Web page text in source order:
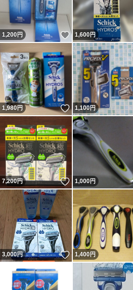
1,200円 いいね！
1,600円
1,980円 いいね！
1,100円
7,200円 いいね！
1,000円
3,000円 いいね！
1,400円